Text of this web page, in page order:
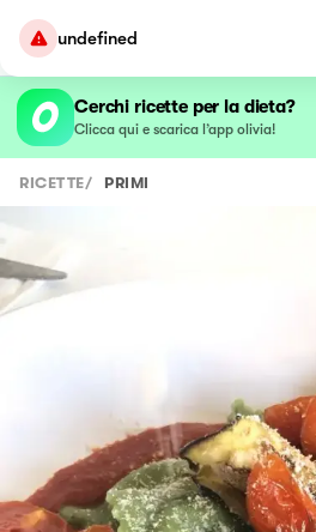
undefined
Cerchi ricette per la dieta?
Clicca qui e scarica l’app olivia!
RICETTE/ PRIMI